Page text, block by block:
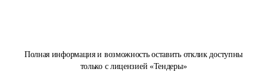
Полная информация и возможность оставить отклик доступны
только с лицензией «Тендеры»